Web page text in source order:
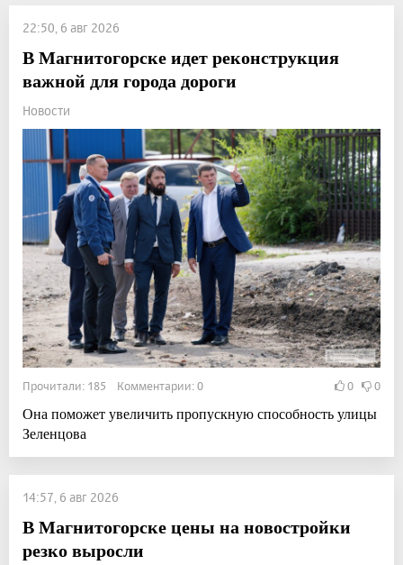
22:50, 6 авг 2026
В Магнитогорске идет реконструкция
важной для города дороги
Новости
Прочитали: 185 Комментарии: 0 0 0
Она поможет увеличить пропускную способность улицы
Зеленцова
14:57, 6 авг 2026
В Магнитогорске цены на новостройки
резко выросли